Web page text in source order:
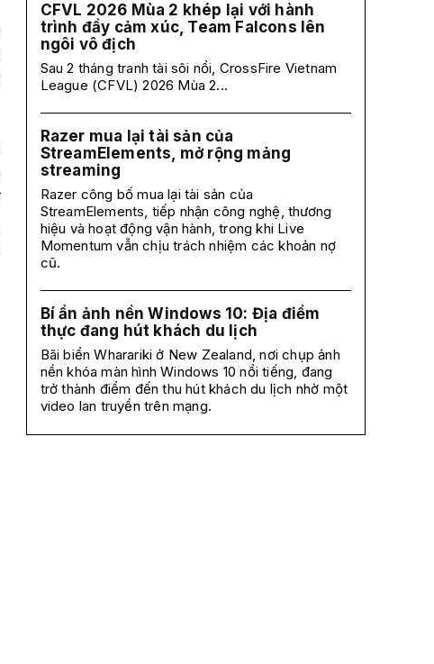
CFVL 2026 Mùa 2 khép lại với hành
trình đầy cảm xúc, Team Falcons lên
ngôi vô địch
Sau 2 tháng tranh tài sôi nổi, CrossFire Vietnam
League (CFVL) 2026 Mùa 2...
Razer mua lại tài sản của
StreamElements, mở rộng mảng
streaming
Razer công bố mua lại tài sản của
StreamElements, tiếp nhận công nghệ, thương
hiệu và hoạt động vận hành, trong khi Live
Momentum vẫn chịu trách nhiệm các khoản nợ
cũ.
Bí ẩn ảnh nền Windows 10: Địa điểm
thực đang hút khách du lịch
Bãi biển Wharariki ở New Zealand, nơi chụp ảnh
nền khóa màn hình Windows 10 nổi tiếng, đang
trở thành điểm đến thu hút khách du lịch nhờ một
video lan truyền trên mạng.